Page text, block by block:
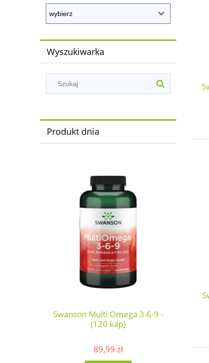
Wyszukiwarka
Produkt dnia
Swanson Multi Omega 3-6-9 -
(120 kap)
89,99 zł